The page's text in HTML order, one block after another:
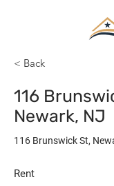
< Back
116
Newark, NJ
116 Brunswick St,
Rent